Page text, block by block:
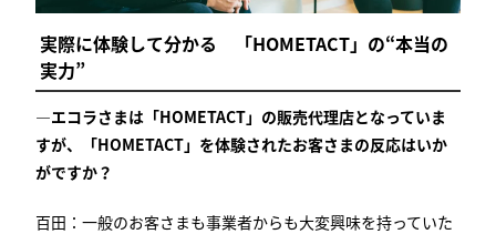
実際に体験して分かる 「HOMETACT」の“本当の
実力”
―エコラさまは「HOMETACT」の販売代理店となっていま
すが、「HOMETACT」を体験されたお客さまの反応はいか
がですか？
百田：一般のお客さまも事業者からも大変興味を持っていた